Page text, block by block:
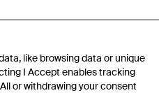
like browsing data or unique
I Accept enables tracking
or withdrawing your consent